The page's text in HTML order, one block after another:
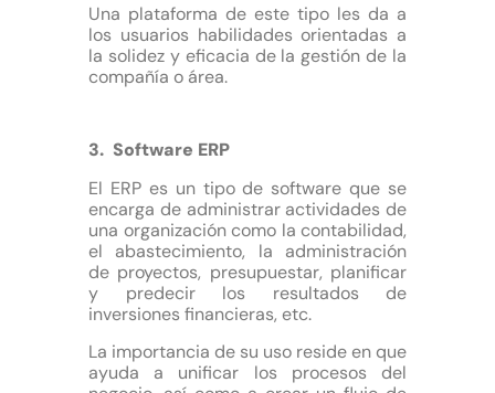
Una plataforma de este tipo les da a
los usuarios habilidades orientadas a
la solidez y eficacia de la gestión de la
compañía o área.
3. Software ERP
El ERP es un tipo de software que se
encarga de administrar actividades de
una organización como la contabilidad,
el abastecimiento, la administración
de proyectos, presupuestar, planificar
y predecir los resultados de
inversiones financieras, etc.
La importancia de su uso reside en que
ayuda a unificar los procesos del